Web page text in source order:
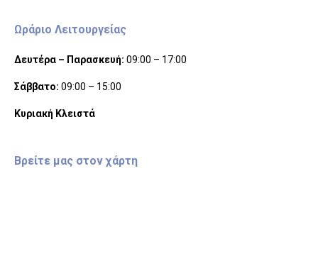
Ωράριο Λειτουργείας
Δευτέρα – Παρασκευή: 09:00 – 17:00
Σάββατο: 09:00 – 15:00
Κυριακή Κλειστά
Βρείτε μας στον χάρτη